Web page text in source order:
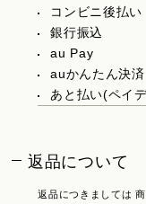
コンビニ後払い
銀行振込
au Pay
auかんたん決済
あと払い(ペイ
返品について
返品につきましては